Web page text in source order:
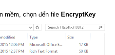
mềm, chọn đến file EncryptKey